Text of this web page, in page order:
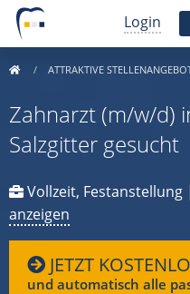
Login
ATTRAKTIVE
Zahnarzt (m/w/d)
Salzgitter gesucht
Vollzeit, Festanstellung |
anzeigen
JETZT
und automatisch alle